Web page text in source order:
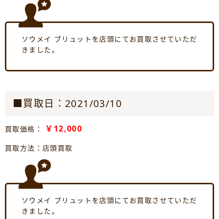
ソウメイ ブリュットを店頭にてお買取させていただ
きました。
■買取日：2021/03/10
買取価格： ￥12,000
買取方法：店頭買取
ソウメイ ブリュットを店頭にてお買取させていただ
きました。